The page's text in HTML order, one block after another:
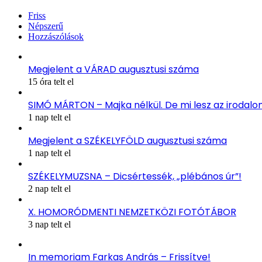
Friss
Népszerű
Hozzászólások
Megjelent a VÁRAD augusztusi száma
15 óra telt el
SIMÓ MÁRTON – Majka nélkül. De mi lesz az
1 nap telt el
Megjelent a SZÉKELYFÖLD augusztusi száma
1 nap telt el
SZÉKELYMUZSNA – Dicsértessék, „plébános úr”!
2 nap telt el
X. HOMORÓDMENTI NEMZETKÖZI FOTÓTÁBOR
3 nap telt el
In memoriam Farkas András – Frissítve!